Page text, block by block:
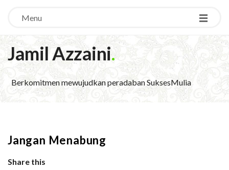
Menu
Jamil Azzaini.
Berkomitmen mewujudkan peradaban SuksesMulia
Jangan Menabung
Share this